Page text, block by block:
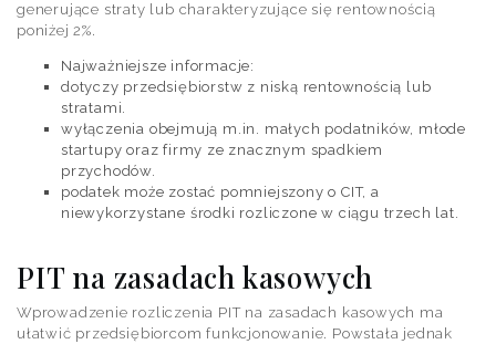
generujące straty lub charakteryzujące się rentownością
poniżej 2%.
Najważniejsze informacje:
dotyczy przedsiębiorstw z niską rentownością lub
stratami.
wyłączenia obejmują m.in. małych podatników, młode
startupy oraz firmy ze znacznym spadkiem
przychodów.
podatek może zostać pomniejszony o CIT, a
niewykorzystane środki rozliczone w ciągu trzech lat.
PIT na zasadach kasowych
Wprowadzenie rozliczenia PIT na zasadach kasowych ma
ułatwić przedsiębiorcom funkcjonowanie. Powstała jednak